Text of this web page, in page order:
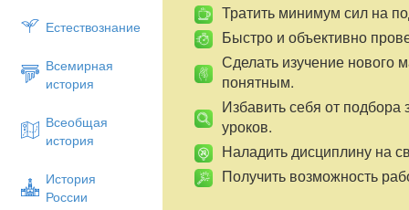
Естествознание
Всемирная
история
Всеобщая
история
История
России
Тратить минимум сил на
Быстро и объективно
Сделать изучение нового
понятным.
Избавить себя от подбора
уроков.
Наладить дисциплину на
Получить возможность